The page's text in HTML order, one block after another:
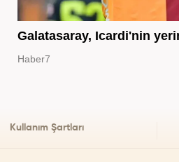
Galatasaray, Icardi'nin
Haber7
Kullanım Şartları